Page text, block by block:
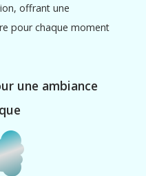
offrant une
pour chaque moment
une ambiance